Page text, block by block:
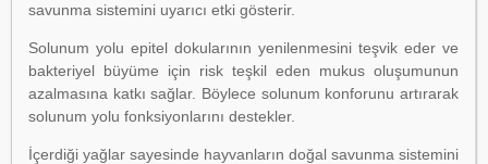
savunma sistemini uyarıcı etki gösterir.
Solunum yolu epitel dokularının yenilenmesini teşvik eder ve
bakteriyel büyüme için risk teşkil eden mukus oluşumunun
azalmasına katkı sağlar. Böylece solunum konforunu artırarak
solunum yolu fonksiyonlarını destekler.
İçerdiği yağlar sayesinde hayvanların doğal savunma sistemini